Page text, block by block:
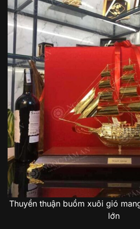
Thuyền thuận buồm xuôi gió
lớn